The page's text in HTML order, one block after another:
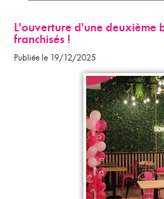
L'ouverture d'une deuxième
franchisés !
Publiée le 19/12/2025